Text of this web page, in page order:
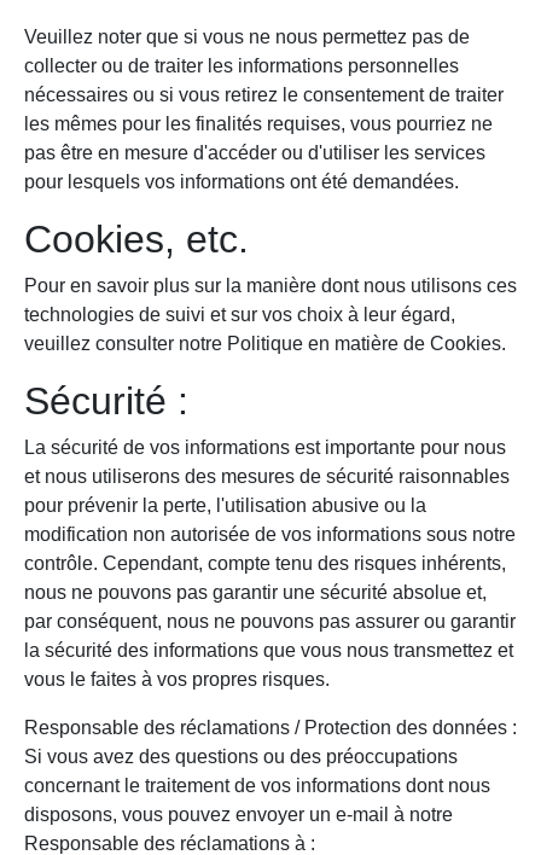
Veuillez noter que si vous ne nous permettez pas de
collecter ou de traiter les informations personnelles
nécessaires ou si vous retirez le consentement de traiter
les mêmes pour les finalités requises, vous pourriez ne
pas être en mesure d'accéder ou d'utiliser les services
pour lesquels vos informations ont été demandées.
Cookies, etc.
Pour en savoir plus sur la manière dont nous utilisons ces
technologies de suivi et sur vos choix à leur égard,
veuillez consulter notre Politique en matière de Cookies.
Sécurité :
La sécurité de vos informations est importante pour nous
et nous utiliserons des mesures de sécurité raisonnables
pour prévenir la perte, l'utilisation abusive ou la
modification non autorisée de vos informations sous notre
contrôle. Cependant, compte tenu des risques inhérents,
nous ne pouvons pas garantir une sécurité absolue et,
par conséquent, nous ne pouvons pas assurer ou garantir
la sécurité des informations que vous nous transmettez et
vous le faites à vos propres risques.
Responsable des réclamations / Protection des données :
Si vous avez des questions ou des préoccupations
concernant le traitement de vos informations dont nous
disposons, vous pouvez envoyer un e-mail à notre
Responsable des réclamations à :